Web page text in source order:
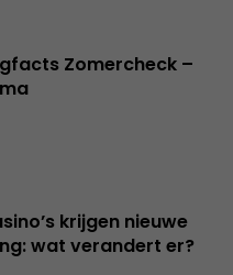
Zomercheck –
krijgen nieuwe
wat verandert er?